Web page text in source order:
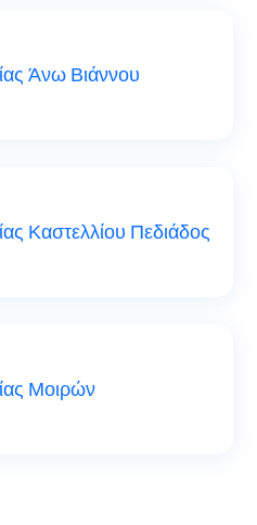
Άνω Βιάννου
Καστελλίου Πεδιάδος
Μοιρών